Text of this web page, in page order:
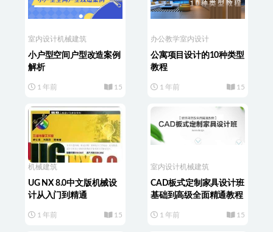
室内设计机械建筑
小户型空间户型改造案例
解析
1 年前 15
办公教学室内设计
公寓项目设计的10种类型
教程
1 年前 15
机械建筑
UG NX 8.0中文版机械设
计从入门到精通
1 年前 15
室内设计机械建筑
CAD板式定制家具设计班
基础到高级全面精通教程
1 年前 15